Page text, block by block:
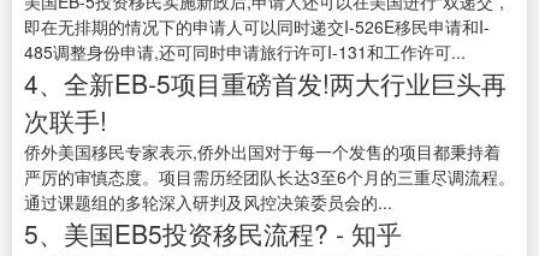
即在无排期的情况下的申请人可以同时递交I-526E移民申请和I-
485调整身份申请,还可同时申请旅行许可I-131和工作许可...
4、全新EB-5项目重磅首发!两大行业巨头再
次联手!
侨外美国移民专家表示,侨外出国对于每一个发售的项目都秉持着
严厉的审慎态度。项目需历经团队长达3至6个月的三重尽调流程。
通过课题组的多轮深入研判及风控决策委员会的...
5、美国EB5投资移民流程? - 知乎